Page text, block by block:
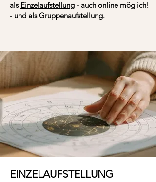
als Einzelaufstellung - auch online möglich!
- und alsGruppenaufstellung.
EINZELAUFSTELLUNG